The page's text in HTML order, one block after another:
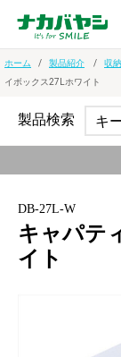
ホーム 製品紹介 収
イボックス27Lホワイト
DB-27L-W
キャパテ
イト
製品検索